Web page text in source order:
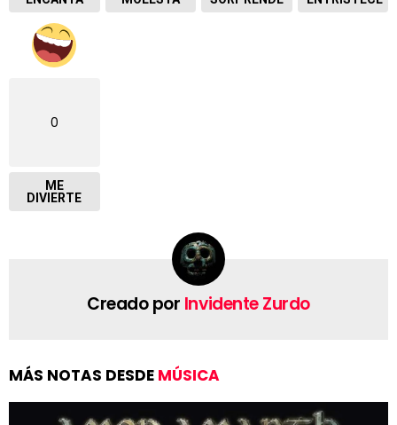
0
ME
DIVIERTE
Creado por Invidente Zurdo
MÁS NOTAS DESDE MÚSICA